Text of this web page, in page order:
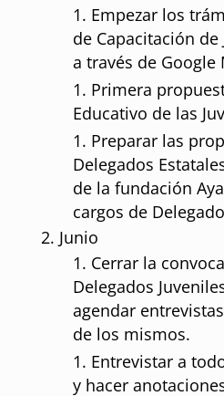
Empezar los
de Capacitación de
a través de Google
Primera
Educativo de las
Preparar las
Delegados
de la fundación
cargos de
Junio
Cerrar la
Delegados
agendar
de los mismos.
Entrevistar a
y hacer